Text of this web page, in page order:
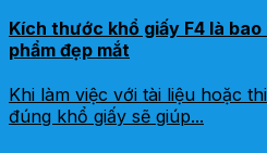
Kích thước khổ giấy F4 là
phẩm đẹp mắt
Khi làm việc với tài liệu hoặc
đúng khổ giấy sẽ giúp...